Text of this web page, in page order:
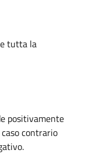
tutta la
positivamente
contrario